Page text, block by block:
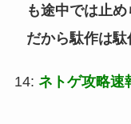
も途中では止
だから駄作は
14: ネトゲ攻略速